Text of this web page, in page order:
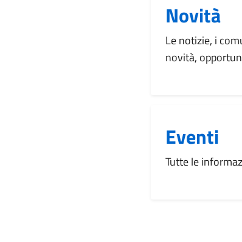
Novità
Le notizie, i
novità,
Eventi
Tutte le